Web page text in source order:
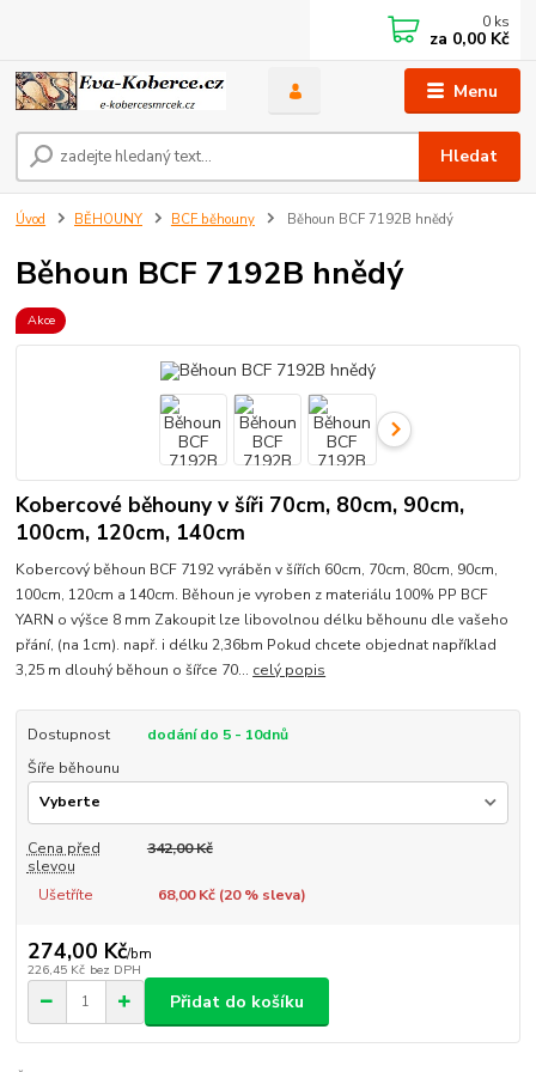
Menu
Hledat
0 ks
za 0,00 Kč
Úvod BĚHOUNY BCF běhouny Běhoun BCF 7192B hnědý
Běhoun BCF 7192B hnědý
Akce
Kobercové běhouny v šíři 70cm, 80cm, 90cm,
100cm, 120cm, 140cm
Kobercový běhoun BCF 7192 vyráběn v šířích 60cm, 70cm, 80cm, 90cm,
100cm, 120cm a 140cm. Běhoun je vyroben z materiálu 100% PP BCF
YARN o výšce 8 mm Zakoupit lze libovolnou délku běhounu dle vašeho
přání, (na 1cm). např. i délku 2,36bm Pokud chcete objednat například
3,25 m dlouhý běhoun o šířce 70... celý popis
Dostupnost
dodání do 5 - 10dnů
Šíře běhounu
Cena před
slevou
342,00 Kč
Ušetříte 68,00 Kč (20% sleva)
274,00 Kč/bm
226,45 Kč bez DPH
Přidat do košíku